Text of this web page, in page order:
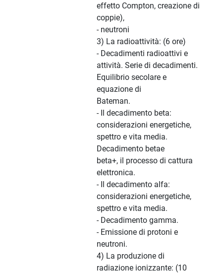
effetto Compton, creazione di
coppie),
- neutroni
3) La radioattività: (6 ore)
- Decadimenti radioattivi e
attività. Serie di decadimenti.
Equilibrio secolare e
equazione di
Bateman.
- Il decadimento beta:
considerazioni energetiche,
spettro e vita media.
Decadimento betae
beta+, il processo di cattura
elettronica.
- Il decadimento alfa:
considerazioni energetiche,
spettro e vita media.
- Decadimento gamma.
- Emissione di protoni e
neutroni.
4) La produzione di
radiazione ionizzante: (10